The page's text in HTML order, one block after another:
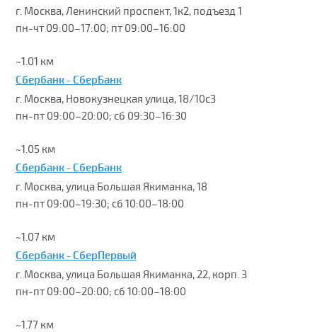
г. Москва, Ленинский проспект, 1к2, подъезд 1
пн-чт 09:00–17:00; пт 09:00–16:00
~1.01 км
Сбербанк - СберБанк
г. Москва, Новокузнецкая улица, 18/10с3
пн-пт 09:00–20:00; сб 09:30–16:30
~1.05 км
Сбербанк - СберБанк
г. Москва, улица Большая Якиманка, 18
пн-пт 09:00–19:30; сб 10:00–18:00
~1.07 км
Сбербанк - СберПервый
г. Москва, улица Большая Якиманка, 22, корп. 3
пн-пт 09:00–20:00; сб 10:00–18:00
~1.77 км